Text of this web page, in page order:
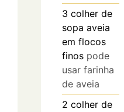
3 colher de
sopa aveia
em flocos
finos pode
usar farinha
de aveia
2 colher de